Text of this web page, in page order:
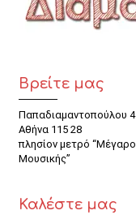
Βρείτε μας
Παπαδιαμαντοπούλου 4
Αθήνα 115 28
πλησίον μετρό “Μέγαρο
Μουσικής”
Καλέστε μας